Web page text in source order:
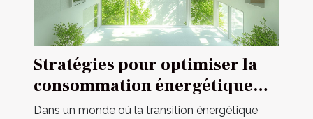
Stratégies pour optimiser la
consommation énergétique
dans l'habitat moderne
Dans un monde où la transition énergétique